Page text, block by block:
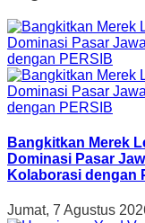
Bangkitkan Merek
Dominasi Pasar
Kolaborasi dengan
Jumat, 7 Agustus